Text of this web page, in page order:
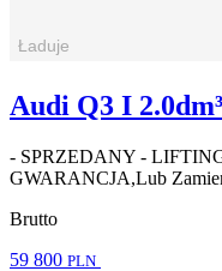
Audi Q3 I
- SPRZEDANY -
GWARANCJA,Lub
Brutto
59 800 PLN